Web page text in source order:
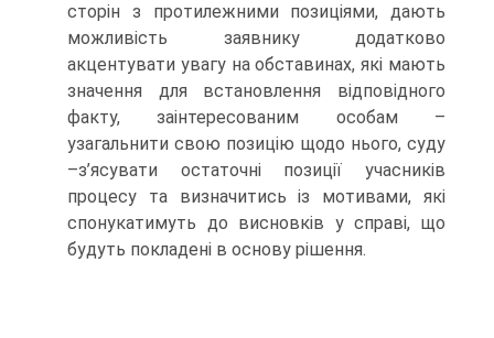
сторін з протилежними позиціями, дають
можливість заявнику додатково
акцентувати увагу на обставинах, які мають
значення для встановлення відповідного
факту, заінтересованим особам –
узагальнити свою позицію щодо нього, суду
–з’ясувати остаточні позиції учасників
процесу та визначитись із мотивами, які
спонукатимуть до висновків у справі, що
будуть покладені в основу рішення.